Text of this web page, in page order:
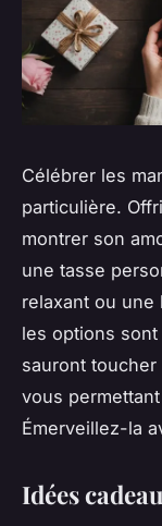
Célébrer les
particulière.
montrer son
une tasse
relaxant ou
les options
sauront
vous
Émerveillez-la
Idées